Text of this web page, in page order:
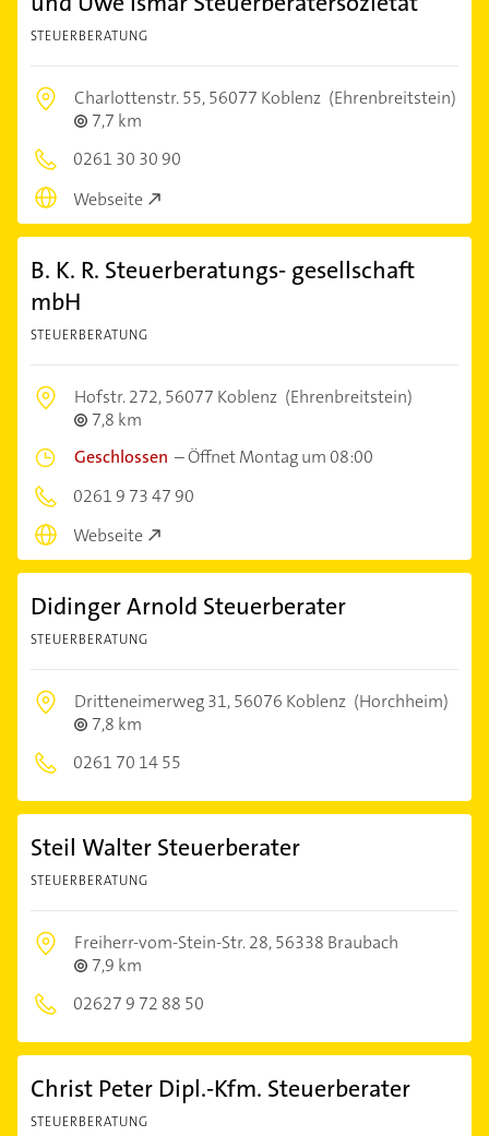
STEUERBERATUNG
Charlottenstr. 55,56077 Koblenz (Ehrenbreitstein)
7,7 km
0261 30 30 90
Webseite
B. K. R. Steuerberatungs- gesellschaft
mbH
STEUERBERATUNG
Hofstr. 272,56077 Koblenz (Ehrenbreitstein)
7,8 km
Geschlossen –Öffnet Montag um 08:00
0261 9 73 47 90
Webseite
Didinger Arnold Steuerberater
STEUERBERATUNG
Dritteneimerweg 31,56076 Koblenz (Horchheim)
7,8 km
0261 70 14 55
Steil Walter Steuerberater
STEUERBERATUNG
Freiherr-vom-Stein-Str. 28,56338 Braubach
7,9 km
02627 9 72 88 50
Christ Peter Dipl.-Kfm. Steuerberater
STEUERBERATUNG